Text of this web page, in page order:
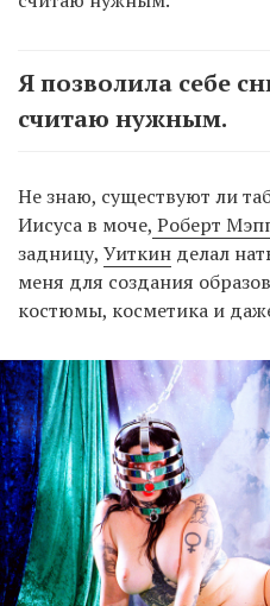
Я позволила себе
считаю нужным.
Не знаю, существуют ли
Иисуса в моче, Роберт
задницу, Уиткин делал
меня для создания
костюмы, косметика и